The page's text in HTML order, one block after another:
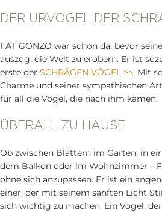
DER URVOGEL DER
FAT GONZO war schon da, bevor
auszog, die Welt zu erobern. Er ist
erste der SCHRÄGEN VÖGEL >>. Mit
Charme und seiner sympathischen
für all die Vögel, die nach ihm kamen.
ÜBERALL ZU HAUSE
Ob zwischen Blättern im Garten, in
dem Balkon oder im Wohnzimmer –
ohne sich anzupassen. Er ist ein
einer, der mit seinem sanften Licht
sich wichtig zu machen. Ein Vogel,